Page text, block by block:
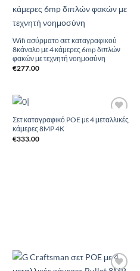
Wishlist
Wifi ασύρματο σετ καταγραφικού
8κάναλο με 4 κάμερες 6mp διπλών
φακών με τεχνητή νοημοσύνη
€277.00
Add to
Σετ καταγραφικό POE με 4 μεταλλικές
κάμερες 8MP 4K
€333.00